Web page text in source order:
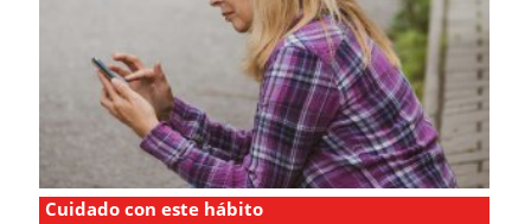
Cuidado con este hábito